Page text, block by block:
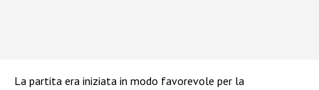
La partita era iniziata in modo favorevole per la